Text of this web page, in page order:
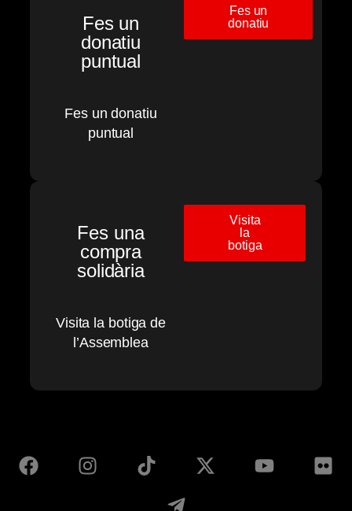
Fes un
donatiu
puntual
Fes un donatiu
puntual
Fes un
donatiu
Fes una
compra
solidària
Visita la botiga de
l’Assemblea
Visita
la
botiga